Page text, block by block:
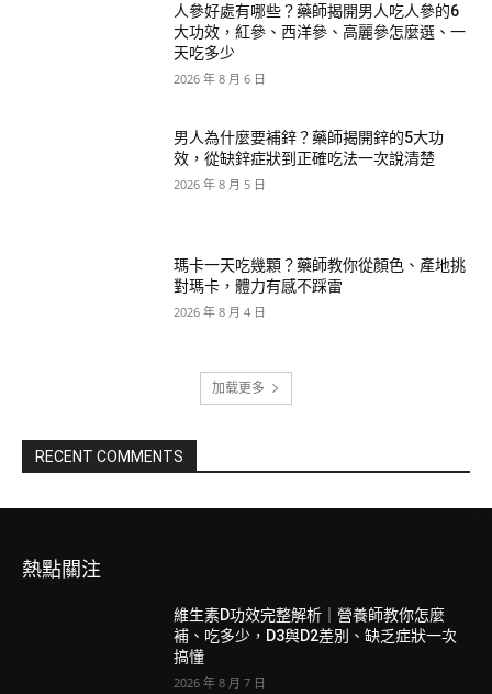
人參好處有哪些？藥師揭開男人吃人參的6
大功效，紅參、西洋參、高麗參怎麼選、一
天吃多少
2026 年 8 月 6 日
男人為什麼要補鋅？藥師揭開鋅的5大功
效，從缺鋅症狀到正確吃法一次說清楚
2026 年 8 月 5 日
瑪卡一天吃幾顆？藥師教你從顏色、產地挑
對瑪卡，體力有感不踩雷
2026 年 8 月 4 日
加载更多
RECENT COMMENTS
熱點關注
維生素D功效完整解析｜營養師教你怎麼
補、吃多少，D3與D2差別、缺乏症狀一次
搞懂
2026 年 8 月 7 日